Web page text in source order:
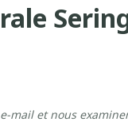
mail et nous